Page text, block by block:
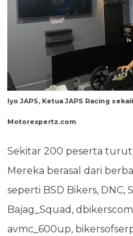
Iyo JAPS, Ketua JAPS Racing
Motorexpertz.com
Sekitar 200 peserta turut
Mereka berasal dari
seperti BSD Bikers, DNC,
Bajag_Squad,
avmc_600up,